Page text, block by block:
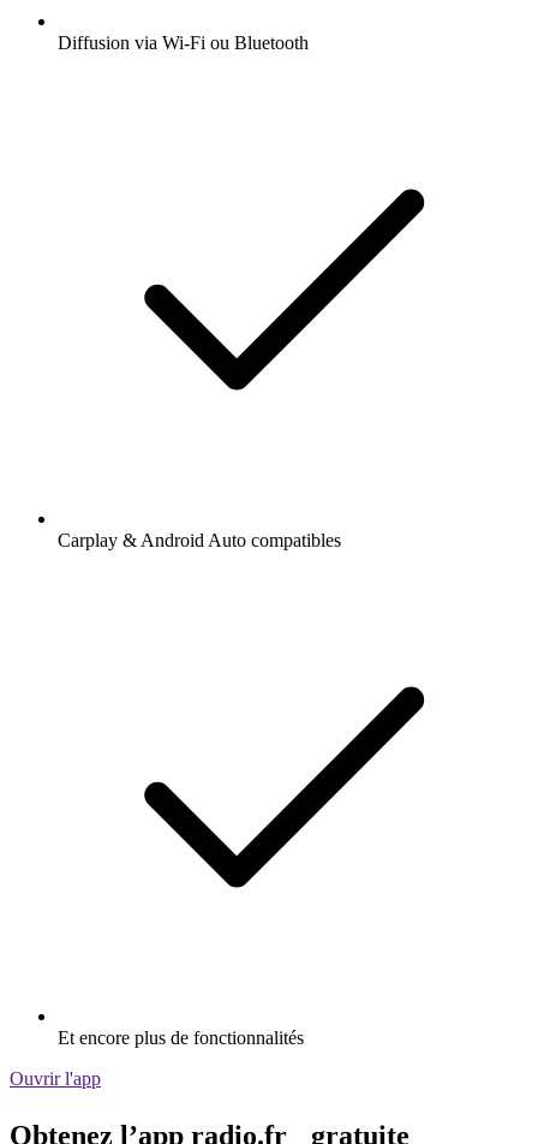
Diffusion via Wi-Fi ou Bluetooth
Carplay & Android Auto compatibles
Et encore plus de fonctionnalités
Ouvrir l'app
Obtenez l’app radio.fr gratuite